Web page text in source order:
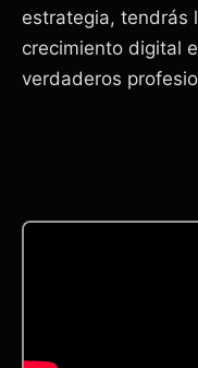
estrategia, tendrás
crecimiento digital
verdaderos